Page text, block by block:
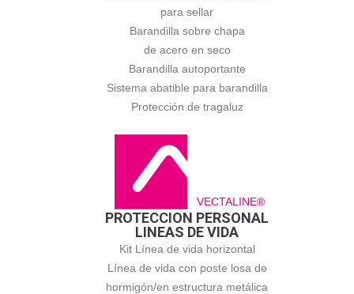
para sellar
Barandilla sobre chapa
de acero en seco
Barandilla autoportante
Sistema abatible para barandilla
Protección de tragaluz
VECTALINE®
PROTECCION PERSONAL
LINEAS DE VIDA
Kit Línea de vida horizontal
Línea de vida con poste losa de
hormigón/en estructura metálica